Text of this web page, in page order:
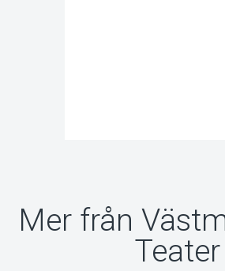
Mer från
Teater